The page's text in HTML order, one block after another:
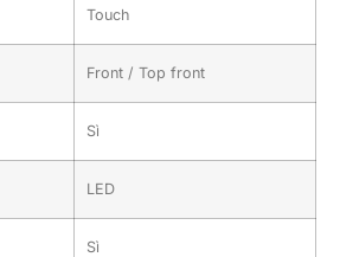
Touch
Front / Top front
Sì
LED
Sì